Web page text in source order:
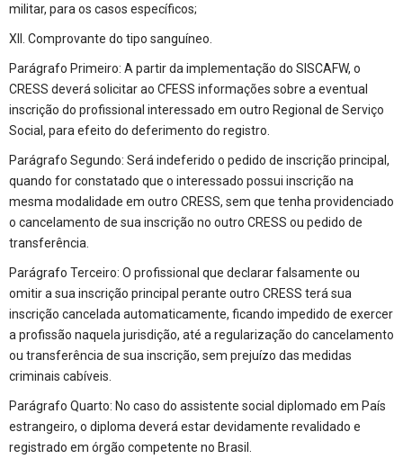
militar, para os casos específicos;
XII. Comprovante do tipo sanguíneo.
Parágrafo Primeiro: A partir da implementação do SISCAFW, o
CRESS deverá solicitar ao CFESS informações sobre a eventual
inscrição do profissional interessado em outro Regional de Serviço
Social, para efeito do deferimento do registro.
Parágrafo Segundo: Será indeferido o pedido de inscrição principal,
quando for constatado que o interessado possui inscrição na
mesma modalidade em outro CRESS, sem que tenha providenciado
o cancelamento de sua inscrição no outro CRESS ou pedido de
transferência.
Parágrafo Terceiro: O profissional que declarar falsamente ou
omitir a sua inscrição principal perante outro CRESS terá sua
inscrição cancelada automaticamente, ficando impedido de exercer
a profissão naquela jurisdição, até a regularização do cancelamento
ou transferência de sua inscrição, sem prejuízo das medidas
criminais cabíveis.
Parágrafo Quarto: No caso do assistente social diplomado em País
estrangeiro, o diploma deverá estar devidamente revalidado e
registrado em órgão competente no Brasil.